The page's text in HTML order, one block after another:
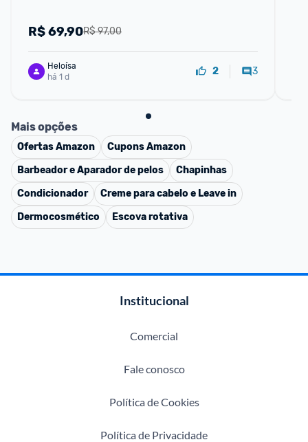
R$ 97,00
R$69,90
Heloísa
há 1 d
2 3
Mais opções
OfertasAmazon CuponsAmazon
Barbeador e Aparador de pelos
Chapinhas
Condicionador
Creme para cabelo e Leave in
Dermocosmético
Escova rotativa
Institucional
Comercial
Fale conosco
Política de Cookies
Política de Privacidade